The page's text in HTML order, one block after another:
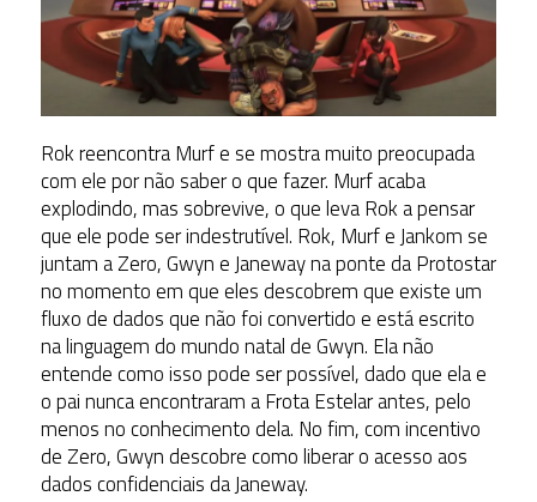
Rok reencontra Murf e se mostra muito preocupada
com ele por não saber o que fazer. Murf acaba
explodindo, mas sobrevive, o que leva Rok a pensar
que ele pode ser indestrutível. Rok, Murf e Jankom se
juntam a Zero, Gwyn e Janeway na ponte da Protostar
no momento em que eles descobrem que existe um
fluxo de dados que não foi convertido e está escrito
na linguagem do mundo natal de Gwyn. Ela não
entende como isso pode ser possível, dado que ela e
o pai nunca encontraram a Frota Estelar antes, pelo
menos no conhecimento dela. No fim, com incentivo
de Zero, Gwyn descobre como liberar o acesso aos
dados confidenciais da Janeway.